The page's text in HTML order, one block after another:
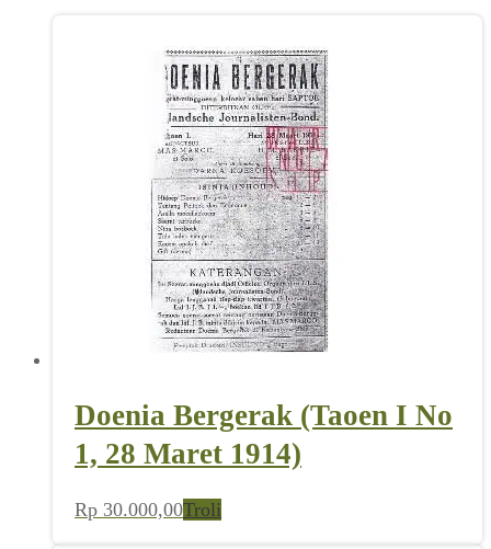
Doenia Bergerak (Taoen I No
1, 28 Maret 1914)
Rp 30.000,00Troli